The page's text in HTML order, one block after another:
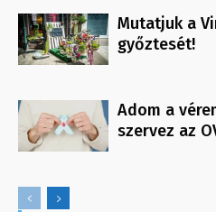
Mutatjuk a
győztesét!
Adom a
szervez az